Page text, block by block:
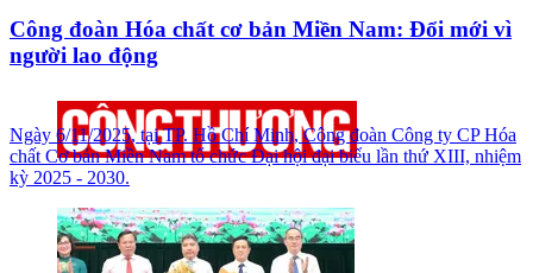
Công đoàn Hóa chất cơ bản Miền Nam: Đổi mới vì
người lao động
Ngày 6/11/2025, tại TP. Hồ Chí Minh, Công đoàn Công ty CP Hóa
chất Cơ bản Miền Nam tổ chức Đại hội đại biểu lần thứ XIII, nhiệm
kỳ 2025 - 2030.